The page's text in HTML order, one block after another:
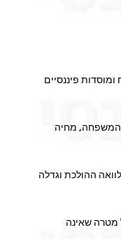
פיננסיים
המשפחה, מחיה
ההולכת וגדלה
מטרה שאינה